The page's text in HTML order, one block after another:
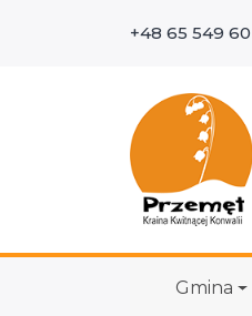
+48 65 549 60
Gmina